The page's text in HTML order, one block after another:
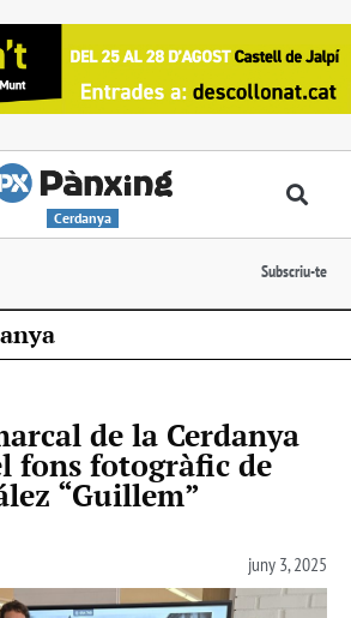
Cerdanya
Subscriu-te
de la Cerdanya
fons fotogràfic de
“Guillem”
juny 3, 2025